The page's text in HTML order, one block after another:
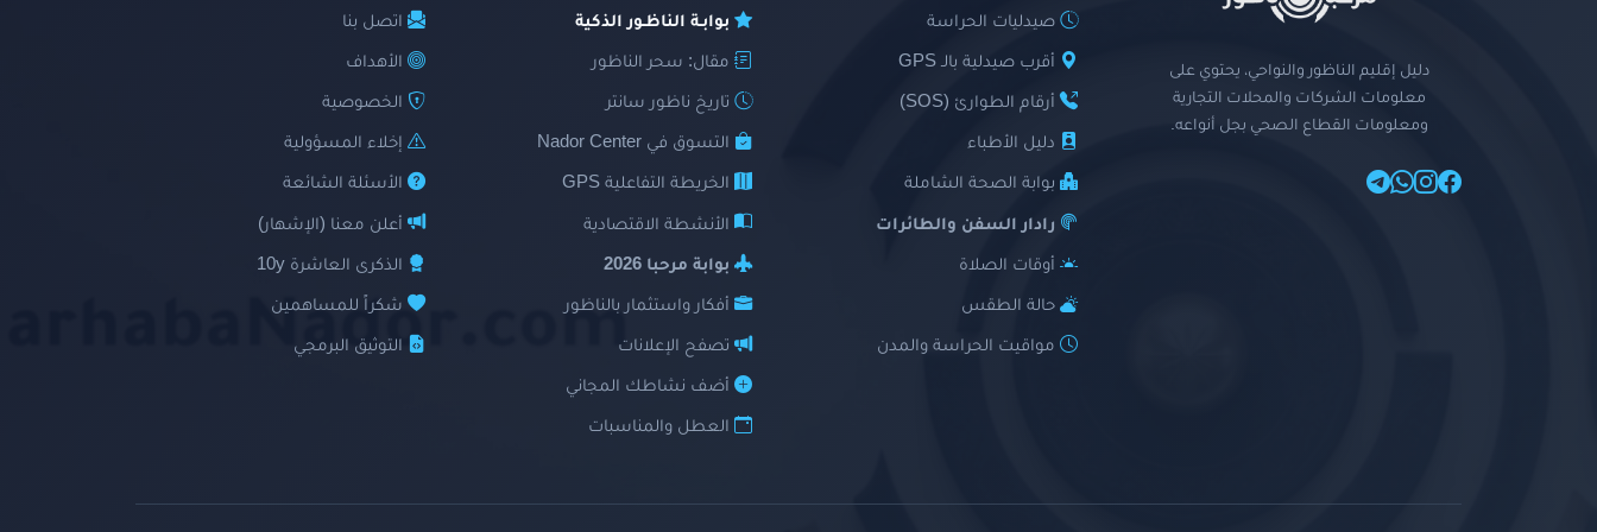
دليل إقليم الناظور والنواحي، يحتوي على
معلومات الشركات والمحلات التجارية
ومعلومات القطاع الصحي بجل أنواعه.
صيدليات الحراسة
أقرب صيدلية بالـ GPS
أرقام الطوارئ (SOS)
دليل الأطباء
بوابة الصحة الشاملة
رادار السفن والطائرات
أوقات الصلاة
حالة الطقس
مواقيت الحراسة والمدن
بوابـة الناظـور الذكية
مقال: سحر الناظور
تاريخ ناظور سانتر
التسوق في Nador Center
الخريطة التفاعلية GPS
الأنشطة الاقتصادية
بوابة مرحبا 2026
أفكار واستثمار بالناظور
تصفح الإعلانات
أضف نشاطك المجاني
العطل والمناسبات
اتصل بنا
الأهداف
الخصوصية
إخلاء المسؤولية
الأسئلة الشائعة
أعلن معنا (الإشهار)
الذكرى العاشرة 10y
شكراً للمساهمين
التوثيق البرمجي